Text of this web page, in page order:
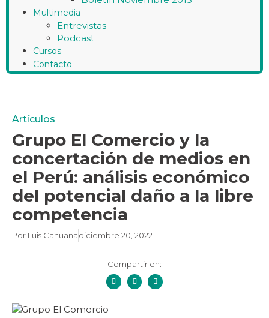
Multimedia
Entrevistas
Podcast
Cursos
Contacto
Artículos
Grupo El Comercio y la
concertación de medios en
el Perú: análisis económico
del potencial daño a la libre
competencia
Por Luis Cahuanadiciembre 20, 2022
Compartir en: